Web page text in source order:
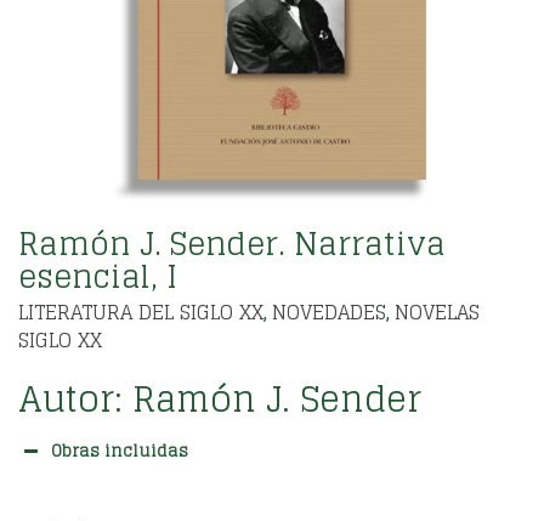
Ramón J. Sender. Narrativa
esencial, I
LITERATURA DEL SIGLO XX, NOVEDADES, NOVELAS
SIGLO XX
Autor: Ramón J. Sender
Obras incluidas